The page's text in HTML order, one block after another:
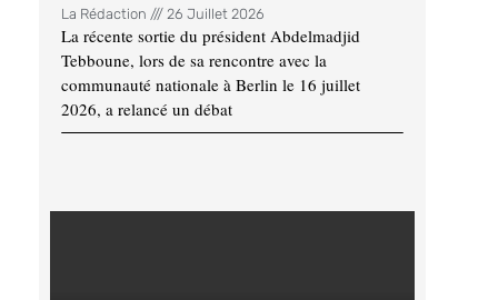
La Rédaction 26 Juillet 2026
La récente sortie du président Abdelmadjid
Tebboune, lors de sa rencontre avec la
communauté nationale à Berlin le 16 juillet
2026, a relancé un débat